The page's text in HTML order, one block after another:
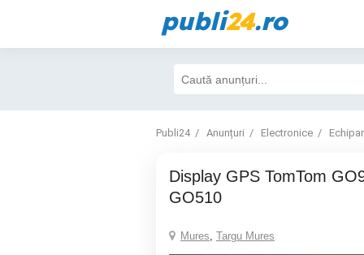
publi24.ro
Publi24 Anunțuri Electronice
Display GPS TomTom GO910, GO710,
GO510
Mures, Targu Mures